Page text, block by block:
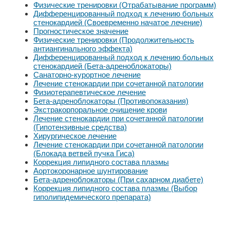
Физические тренировки (Отрабатывание программ)
Дифференцированный подход к лечению больных
стенокардией (Своевременно начатое лечение)
Прогностическое значение
Физические тренировки (Продолжительность
антиангинального эффекта)
Дифференцированный подход к лечению больных
стенокардией (Бета-адреноблокаторы)
Санаторно-курортное лечение
Лечение стенокардии при сочетанной патологии
Физиотерапевтическое лечение
Бета-адреноблокаторы (Противопоказания)
Экстракорпоральное очищение крови
Лечение стенокардии при сочетанной патологии
(Гипотензивные средства)
Хирургическое лечение
Лечение стенокардии при сочетанной патологии
(Блокада ветвей пучка Гиса)
Коррекция липидного состава плазмы
Аортокоронарное шунтирование
Бета-адреноблокаторы (При сахарном диабете)
Коррекция липидного состава плазмы (Выбор
гиполипидемического препарата)